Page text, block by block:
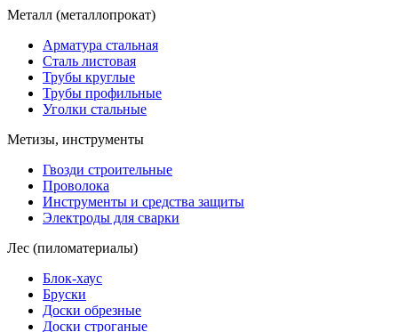
Металл (металлопрокат)
Арматура стальная
Сталь листовая
Трубы круглые
Трубы профильные
Уголки стальные
Метизы, инструменты
Гвозди строительные
Проволока
Инструменты и средства защиты
Электроды для сварки
Лес (пиломатериалы)
Блок-хаус
Бруски
Доски обрезные
Доски строганые